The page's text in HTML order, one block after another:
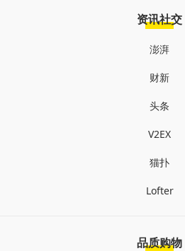
资讯社交
澎湃
财新
头条
V2EX
猫扑
Lofter
品质购物